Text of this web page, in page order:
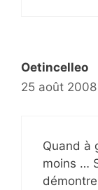
Oetincelleo
25 août 2008
Quand à
moins …